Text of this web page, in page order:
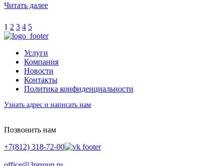
Читать далее
1 2 3 4 5
Услуги
Компания
Новости
Контакты
Политика конфиденциальности
Узнать адрес и написать нам
Позвонить нам
+7(812) 318-72-00